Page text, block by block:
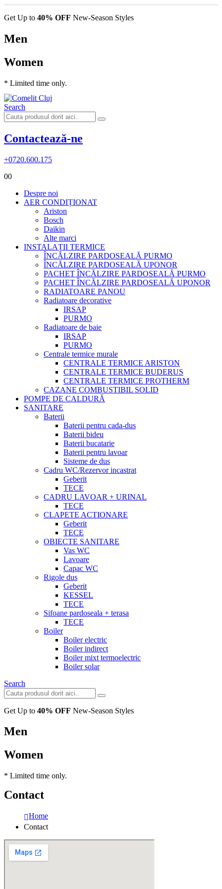
Get Up to 40% OFF New-Season Styles
Men
Women
* Limited time only.
Search
Contactează-ne
+0720.600.175
00
Despre noi
AER CONDIȚIONAT
Ariston
Bosch
Daikin
Alte marci
INSTALAȚII TERMICE
ÎNCĂLZIRE PARDOSEALĂ PURMO
ÎNCĂLZIRE PARDOSEALĂ UPONOR
PACHET ÎNCĂLZIRE PARDOSEALĂ PURMO
PACHET ÎNCĂLZIRE PARDOSEALĂ UPONOR
RADIATOARE PANOU
Radiatoare decorative
IRSAP
PURMO
Radiatoare de baie
IRSAP
PURMO
Centrale termice murale
CENTRALE TERMICE ARISTON
CENTRALE TERMICE BUDERUS
CENTRALE TERMICE PROTHERM
CAZANE COMBUSTIBIL SOLID
POMPE DE CALDURĂ
SANITARE
Baterii
Baterii pentru cada-dus
Baterii bideu
Baterii bucatarie
Baterii pentru lavoar
Sisteme de dus
Cadru WC/Rezervor incastrat
Geberit
TECE
CADRU LAVOAR + URINAL
TECE
CLAPETE ACTIONARE
Geberit
TECE
OBIECTE SANITARE
Vas WC
Lavoare
Capac WC
Rigole dus
Geberit
KESSEL
TECE
Sifoane pardoseala + terasa
TECE
Boiler
Boiler electric
Boiler indirect
Boiler mixt termoelectric
Boiler solar
Search
Get Up to 40% OFF New-Season Styles
Men
Women
* Limited time only.
Contact
Home
Contact